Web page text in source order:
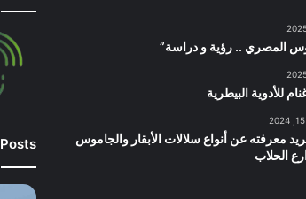
المصري .. رؤية و دراسة”
للأدوية البيطرية
معرفته عن أنواع سلالات الأبقار والجاموس
الحلاب